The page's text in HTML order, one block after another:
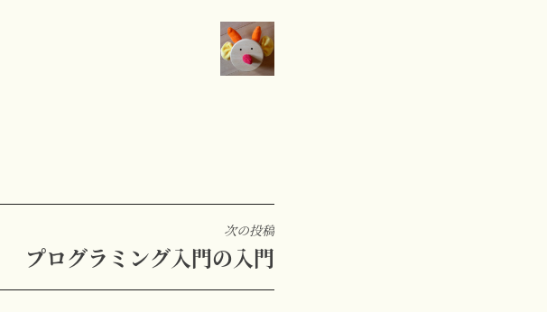
次の投稿
プログラミング入門の入門